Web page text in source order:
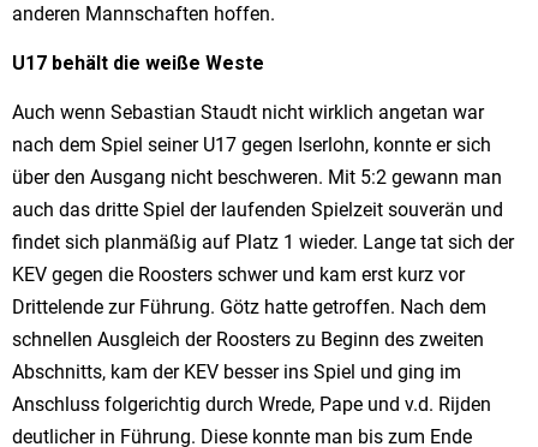
anderen Mannschaften hoffen.
U17 behält die weiße Weste
Auch wenn Sebastian Staudt nicht wirklich angetan war
nach dem Spiel seiner U17 gegen Iserlohn, konnte er sich
über den Ausgang nicht beschweren. Mit 5:2 gewann man
auch das dritte Spiel der laufenden Spielzeit souverän und
findet sich planmäßig auf Platz 1 wieder. Lange tat sich der
KEV gegen die Roosters schwer und kam erst kurz vor
Drittelende zur Führung. Götz hatte getroffen. Nach dem
schnellen Ausgleich der Roosters zu Beginn des zweiten
Abschnitts, kam der KEV besser ins Spiel und ging im
Anschluss folgerichtig durch Wrede, Pape und v.d. Rijden
deutlicher in Führung. Diese konnte man bis zum Ende